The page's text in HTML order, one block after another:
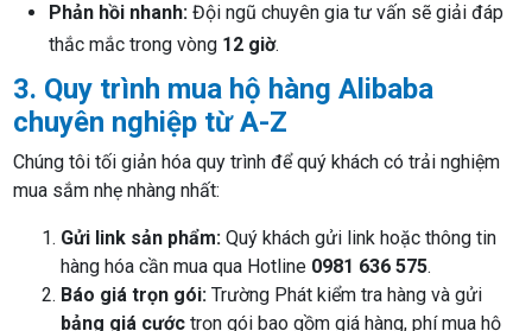
Phản hồi nhanh: Đội ngũ chuyên gia tư vấn sẽ giải đáp
thắc mắc trong vòng 12 giờ.
3. Quy trình mua hộ hàng Alibaba
chuyên nghiệp từ A-Z
Chúng tôi tối giản hóa quy trình để quý khách có trải nghiệm
mua sắm nhẹ nhàng nhất:
Gửi link sản phẩm: Quý khách gửi link hoặc thông tin
hàng hóa cần mua qua Hotline 0981 636 575.
Báo giá trọn gói: Trường Phát kiểm tra hàng và gửi
bảng giá cước trọn gói bao gồm giá hàng, phí mua hộ